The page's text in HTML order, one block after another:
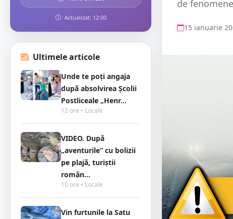
Actualizat: 12:00
Ultimele articole
Unde te poți angaja
după absolvirea Școlii
Postliceale „Henr...
12 ore • Locale
VIDEO. După
„aventurile” cu bolizii
pe plajă, turiștii
român...
10 ore • Locale
Vin furtunile la Satu
de
15 ianuarie